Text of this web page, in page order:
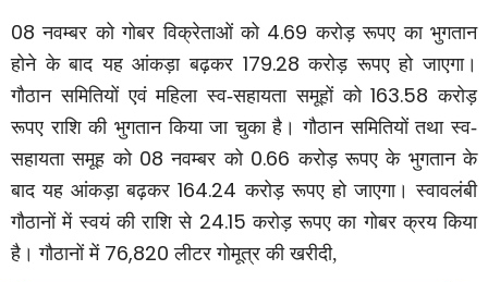
08 नवम्बर को गोबर विक्रेताओं को 4.69 करोड़ रूपए का भुगतान
होने के बाद यह आंकड़ा बढ़कर 179.28 करोड़ रूपए हो जाएगा।
गौठान समितियों एवं महिला स्व-सहायता समूहों को163.58 करोड़
रूपए राशि की भुगतान किया जा चुका है। गौठान समितियों तथा स्व-
सहायता समूह को 08 नवम्बर को 0.66 करोड़ रूपए के भुगतान के
बाद यह आंकड़ा बढ़कर164.24 करोड़ रूपए हो जाएगा। स्वावलंबी
गौठानों में स्वयं की राशि से 24.15 करोड़ रूपए का गोबर क्रय किया
है।गौठानों में 76,820 लीटर गोमूत्र की खरीदी,